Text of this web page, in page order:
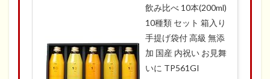
飲み比べ 10本(200ml)
10種類 セット 箱入り
手提げ袋付 高級 無添
加 国産 内祝い お見舞
いに TP561GI